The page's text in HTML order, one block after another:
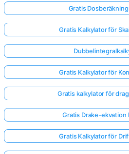
Gratis
Gratis Kalkylator för
Gratis Kalkylator för
Gratis kalkylator för
Gratis Drake-ekvation
Gratis Kalkylator för